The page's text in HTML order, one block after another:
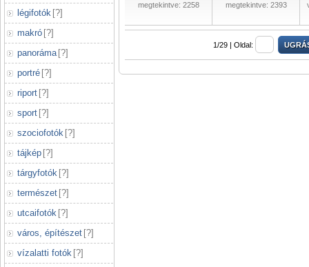
légifotók [?]
makró [?]
panoráma [?]
portré [?]
riport [?]
sport [?]
szociofotók [?]
tájkép [?]
tárgyfotók [?]
természet [?]
utcaifotók [?]
város, építészet [?]
vízalatti fotók [?]
megtekintve: 2258
megtekintve: 2393
1/29 | Oldal: